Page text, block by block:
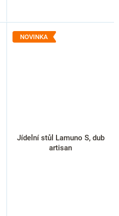
NOVINKA
Jídelní stůl Lamuno S, dub
artisan